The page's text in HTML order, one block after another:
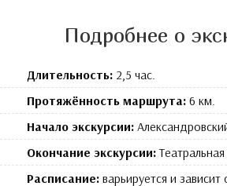
Подробнее о
Длительность:2,5 час.
Протяжённость маршрута:6 км.
Начало экскурсии:
Окончание экскурсии:
Расписание: варьируется и